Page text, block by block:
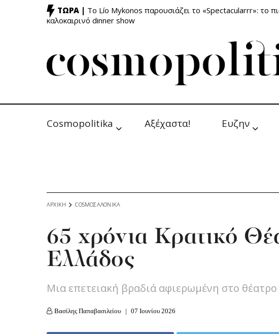
ΤΩΡΑ | Το Lío Mykonos παρουσιάζει το «Spectacularrr»: το
καλοκαιρινό dinner show
Cosmopolitika Αξέχαστα! Ευζην
ΑΡΧΙΚΗ COSMOΣΑΛΟΝΙΚΑ
65 χρόνια Κρατικό
Ελλάδος
Μια επετειακή βραδιά αφιερωμένη στο
Βασίλης Παπαβασιλείου 07 Ιουνίου 2026